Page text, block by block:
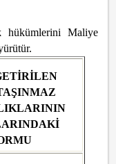
hükümlerini Maliye